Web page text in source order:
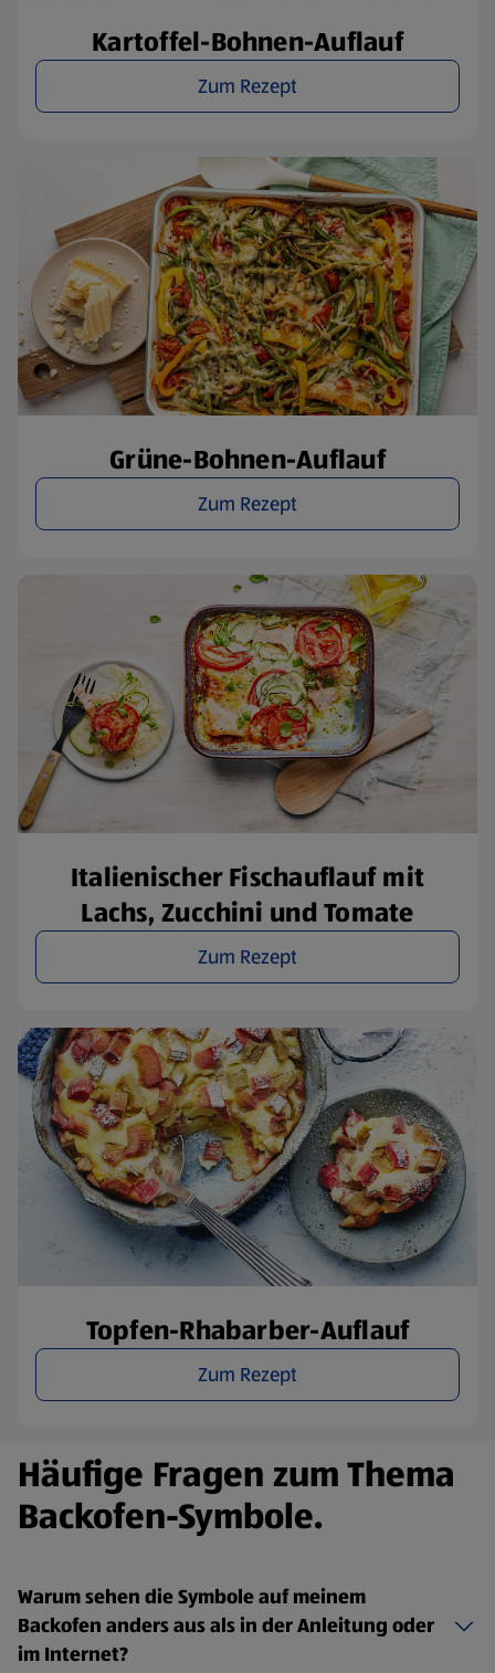
Kartoffel-Bohnen-Auflauf
Zum Rezept
Grüne-Bohnen-Auflauf
Zum Rezept
Italienischer Fischauflauf mit
Lachs, Zucchini und Tomate
Zum Rezept
Topfen-Rhabarber-Auflauf
Zum Rezept
Häufige Fragen zum Thema
Backofen-Symbole.
Warum sehen die Symbole auf meinem
Backofen anders aus als in der Anleitung oder
im Internet?